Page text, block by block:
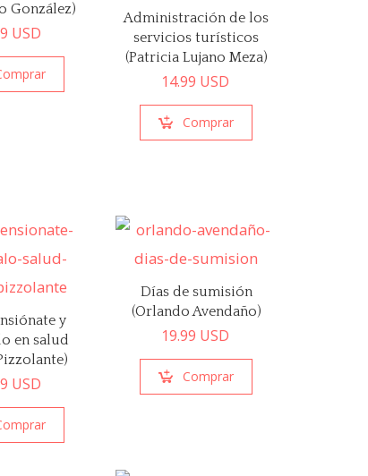
González)
USD
Administración de los
servicios turísticos
(Patricia Lujano Meza)
14.99 USD
Comprar
y
en salud
USD
Días de sumisión
(Orlando Avendaño)
19.99 USD
Comprar